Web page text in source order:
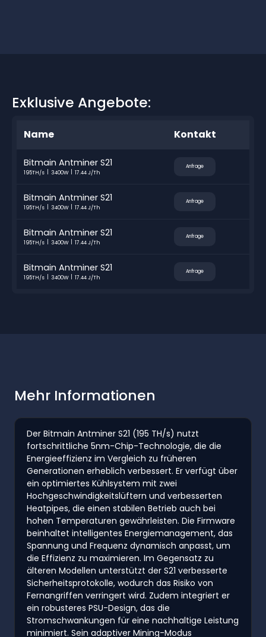
Exklusive Angebote:
Name Kontakt
Bitmain Antminer S21
195TH/s 3400W 17.44 J/Th
Anfrage
Bitmain Antminer S21
195TH/s 3400W 17.44 J/Th
Anfrage
Bitmain Antminer S21
195TH/s 3400W 17.44 J/Th
Anfrage
Bitmain Antminer S21
195TH/s 3400W 17.44 J/Th
Anfrage
Mehr Informationen
Der Bitmain Antminer S21 (195 TH/s) nutzt
fortschrittliche 5nm-Chip-Technologie, die die
Energieeffizienz im Vergleich zu früheren
Generationen erheblich verbessert. Er verfügt über
ein optimiertes Kühlsystem mit zwei
Hochgeschwindigkeitslüftern und verbesserten
Heatpipes, die einen stabilen Betrieb auch bei
hohen Temperaturen gewährleisten. Die Firmware
beinhaltet intelligentes Energiemanagement, das
Spannung und Frequenz dynamisch anpasst, um
die Effizienz zu maximieren. Im Gegensatz zu
älteren Modellen unterstützt der S21 verbesserte
Sicherheitsprotokolle, wodurch das Risiko von
Fernangriffen verringert wird. Zudem integriert er
ein robusteres PSU-Design, das die
Stromschwankungen für eine nachhaltige Leistung
minimiert. Sein adaptiver Mining-Modus